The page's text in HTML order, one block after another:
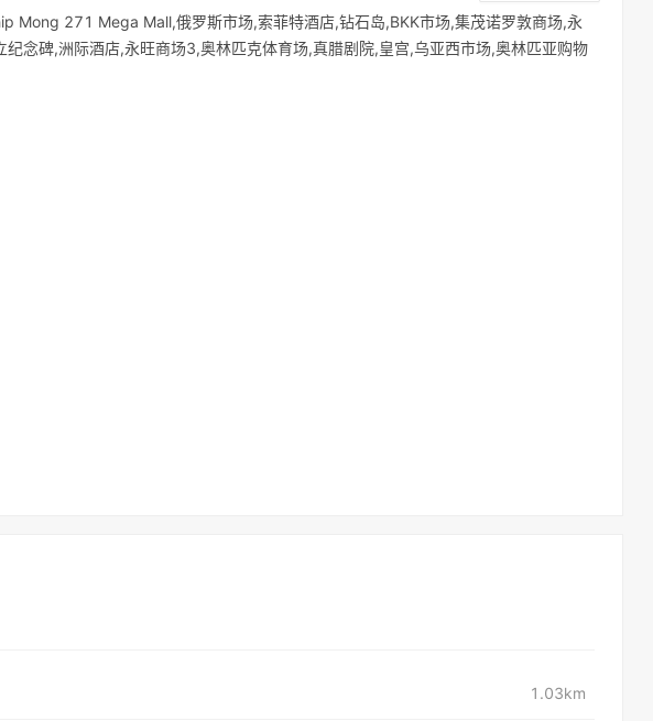
Mong 271 Mega Mall,俄罗斯市场,索菲特酒店,钻石岛,BKK市场,集茂诺罗敦商场,永
念碑,洲际酒店,永旺商场3,奥林匹克体育场,真腊剧院,皇宫,乌亚西市场,奥林匹亚购物
1.03km